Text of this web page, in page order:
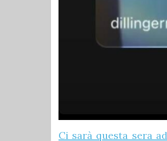
Ci sarà questa sera ad